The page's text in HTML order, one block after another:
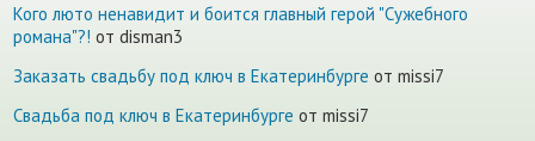
Кого люто ненавидит и боится главный герой "Сужебного
романа"?! от disman3
Заказать свадьбу под ключ в Екатеринбурге от missi7
Cвадьба под ключ в Екатеринбурге от missi7